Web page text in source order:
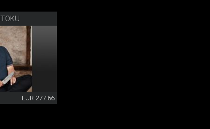
EUR 277.66